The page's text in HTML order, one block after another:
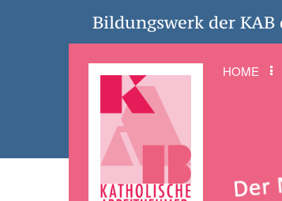
Bildungswerk der KAB
HOME